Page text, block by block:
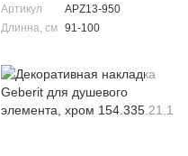
Артикул
APZ13-950
Длинна, см 91-100